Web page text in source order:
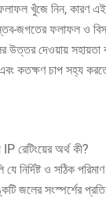
খুঁজে নিন, কারণ এই
জগতের ফলাফল ও
উত্তর দেওয়ায় সহায়তা
কতক্ষণ চাপ সহ্য
রেটিংয়ের অর্থ কী?
নির্দিষ্ট ও সঠিক
জলের সংস্পর্শের প্রতি